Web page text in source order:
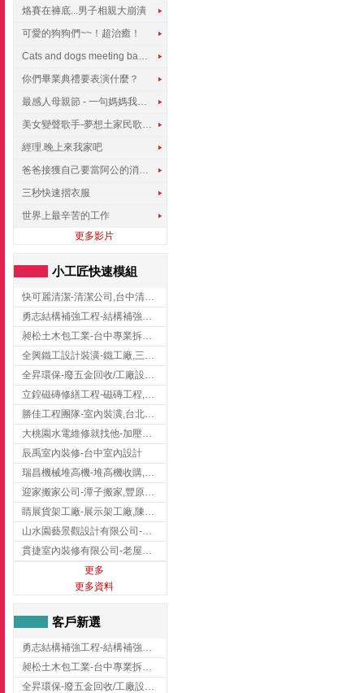
烙賽在褲底...男子相親大崩潰
可愛的狗狗們~~！超治癒！
Cats and dogs meeting babies for the first time
你們畢業典禮要表演什麼？
最感人母親節 - 一句媽媽我愛你
美女變聲歌手-夢想土家民歌傳遍世界
經理.晚上來我家吧
爸爸接獲自己要當阿公的消息，反應史上最可愛!!!
三秒快速摺衣服
世界上最辛苦的工作
更多影片
小工匠快速模組
快可麗清潔-清潔公司,台中清潔公司,台中居家清潔
勇志結構補強工程-結構補強工程 ,桃園結構補強工程,龍潭結構補強工程
昶松土木包工業-台中專業拆除工程/挖土機出租
全興鐵工設計裝潢-鐵工廠,三峽鐵工廠,台北鐵工廠
全昇環保-廢五金回收/工廠設備收購/機械設備回收/高價收購廠房設備
立鍠磁磚修繕工程-磁磚工程,磁磚修補,新竹磁磚工程
勝佳工程團隊-室內裝潢,台北房屋裝修,三重室內裝修
大桃園水電維修就找他-加壓馬達,抽水馬達,桃園水電行,中壢水電
辰禹室內裝修-台中室內設計
瑞昌機械堆高機-堆高機收購,新北市堆高機,桃園堆高機
迎家搬家公司-潭子搬家,豐原搬家,大雅搬家,大甲搬家,台中推薦搬家,台中搬家
睛展貨架工廠-展示架工廠,陳列架,台中展示架工廠
山水園藝景觀設計有限公司-景觀工程,景觀設計,新竹園藝工程,新竹景觀設計
貫捷室內裝修有限公司-老屋翻新工程,台中老屋翻新工程,台中舊屋翻新
更多
更多資料
客戶新選
勇志結構補強工程-結構補強工程 ,桃園結構補強工程,龍潭結構補強工程
昶松土木包工業-台中專業拆除工程/挖土機出租
全昇環保-廢五金回收/工廠設備收購/機械設備回收/高價收購廠房設備